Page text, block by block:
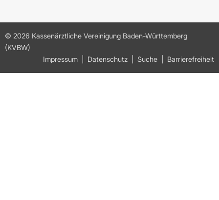
© 2026 Kassenärztliche Vereinigung Baden-Württemberg
(KVBW)
Impressum
Datenschutz Suche Barrierefreiheit